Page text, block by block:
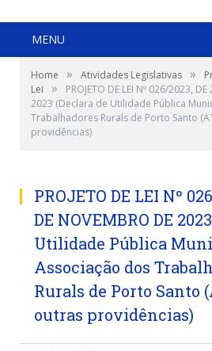
MENU
Home » Atividades Legislativas »
Lei
»
PROJETO DE LEI Nº 026/2023,
2023 (Declara de Utilidade Pública
Trabalhadores Rurals de Porto Santo
providências)
PROJETO DE LEI Nº
DE NOVEMBRO DE
Utilidade Pública
Associação dos
Rurals de Porto Santo
outras providências)